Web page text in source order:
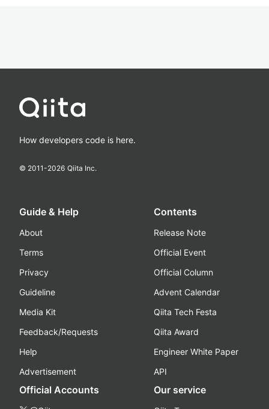
How developers code is here.
© 2011-2026 Qiita Inc.
Guide & Help
About
Terms
Privacy
Guideline
Media Kit
Feedback/Requests
Help
Advertisement
Contents
Release Note
Official Event
Official Column
Advent Calendar
Qiita Tech Festa
Qiita Award
Engineer White Paper
API
Official Accounts Our service